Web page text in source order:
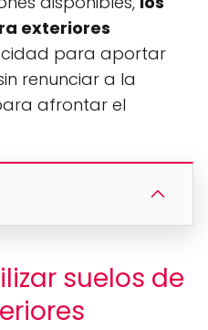
exteriores
para aportar
renunciar a la
afrontar el
suelos de